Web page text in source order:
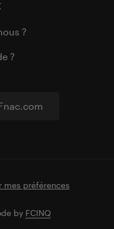
?
?
mes préférences
by FCINQ